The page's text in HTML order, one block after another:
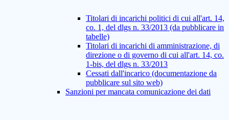
Titolari di incarichi politici di cui all'art. 14,
co. 1, del dlgs n. 33/2013 (da pubblicare in
tabelle)
Titolari di incarichi di amministrazione, di
direzione o di governo di cui all'art. 14, co.
1-bis, del dlgs n. 33/2013
Cessati dall'incarico (documentazione da
pubblicare sul sito web)
Sanzioni per mancata comunicazione dei dati